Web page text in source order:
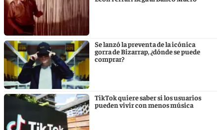
Se lanzó la preventa de la icónica
gorra de Bizarrap, ¿dónde se puede
comprar?
TikTok quiere saber si los usuarios
pueden vivir con menos música